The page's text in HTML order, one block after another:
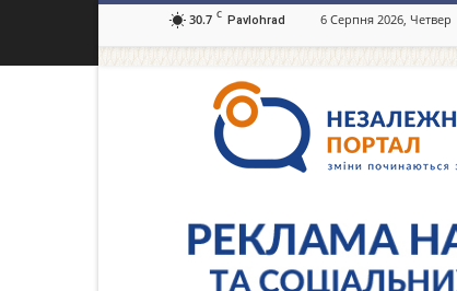
30.7 C Pavlohrad 6 Серпня 2026, Четвер
портал